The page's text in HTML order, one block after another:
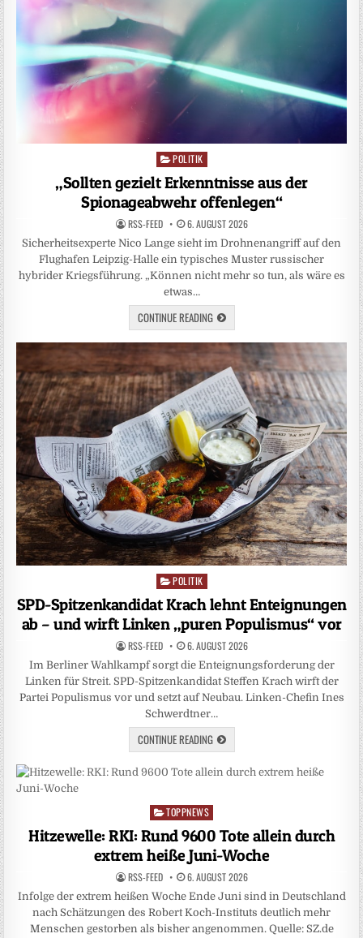
Posted
in
POLITIK
„Sollten gezielt Erkenntnisse aus der
Spionageabwehr offenlegen“
RSS-FEED 6. AUGUST 2026
Sicherheitsexperte Nico Lange sieht im Drohnenangriff auf den
Flughafen Leipzig-Halle ein typisches Muster russischer
hybrider Kriegsführung. „Können nicht mehr so tun, als wäre es
etwas…
CONTINUE READING
Posted
in
POLITIK
SPD-Spitzenkandidat Krach lehnt Enteignungen
ab – und wirft Linken „puren Populismus“ vor
RSS-FEED 6. AUGUST 2026
Im Berliner Wahlkampf sorgt die Enteignungsforderung der
Linken für Streit. SPD-Spitzenkandidat Steffen Krach wirft der
Partei Populismus vor und setzt auf Neubau. Linken-Chefin Ines
Schwerdtner…
CONTINUE READING
Posted
in
TOPPNEWS
Hitzewelle: RKI: Rund 9600 Tote allein durch
extrem heiße Juni-Woche
RSS-FEED 6. AUGUST 2026
Infolge der extrem heißen Woche Ende Juni sind in Deutschland
nach Schätzungen des Robert Koch-Instituts deutlich mehr
Menschen gestorben als bisher angenommen. Quelle: SZ.de